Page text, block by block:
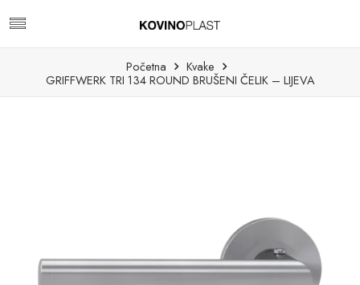
Početna
Kvake
GRIFFWERK TRI 134 ROUND BRUŠENI ČELIK – LIJEVA